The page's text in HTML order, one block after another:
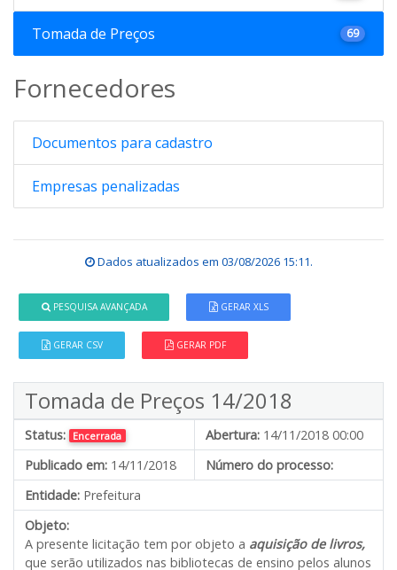
Tomada de Preços 69
Fornecedores
Documentos para cadastro
Empresas penalizadas
Dados atualizados em 03/08/2026 15:11.
PESQUISA AVANÇADA GERAR XLS
GERAR CSV GERAR PDF
Tomada de Preços 14/2018
Status: Encerrada Abertura: 14/11/2018 00:00
Publicado em: 14/11/2018
Número do processo:
Entidade: Prefeitura
Objeto:
A presente licitação tem por objeto a aquisição de livros,
que serão utilizados nas bibliotecas de ensino pelos alunos